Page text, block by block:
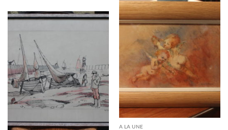
RUPTURE DE STOCK
A LA UNE